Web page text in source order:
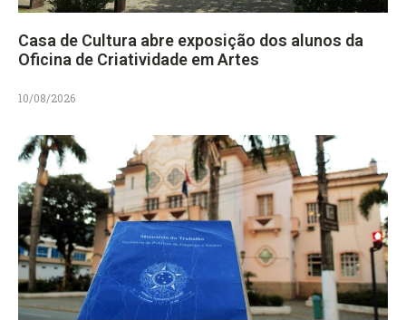
Casa de Cultura abre exposição dos alunos da
Oficina de Criatividade em Artes
10/08/2026